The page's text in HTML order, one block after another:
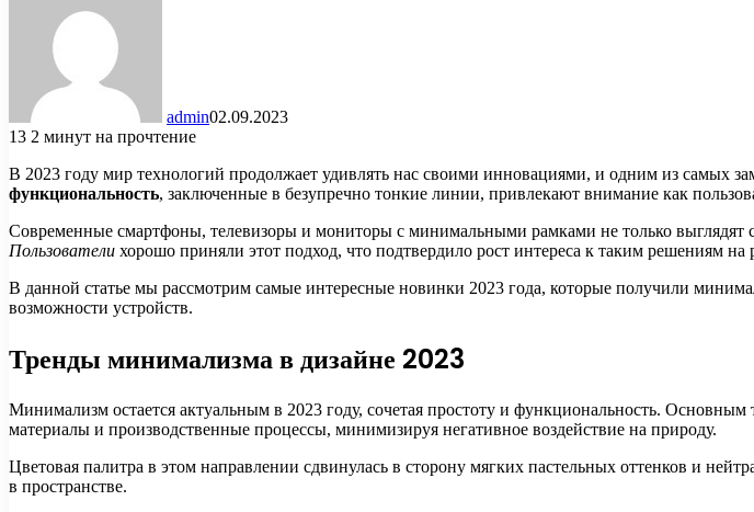
admin02.09.2023
13 2 минут на прочтение
В 2023 году мир технологий продолжает удивлять нас своими инновациями, и одним из самых
функциональность, заключенные в безупречно тонкие линии, привлекают внимание как
Современные смартфоны, телевизоры и мониторы с минимальными рамками не только выглядят
Пользователи хорошо приняли этот подход, что подтвердило рост интереса к таким решениям на
В данной статье мы рассмотрим самые интересные новинки 2023 года, которые получили
возможности устройств.
Тренды минимализма в дизайне 2023
Минимализм остается актуальным в 2023 году, сочетая простоту и функциональность.
материалы и производственные процессы, минимизируя негативное воздействие на природу.
Цветовая палитра в этом направлении сдвинулась в сторону мягких пастельных оттенков и
в пространстве.